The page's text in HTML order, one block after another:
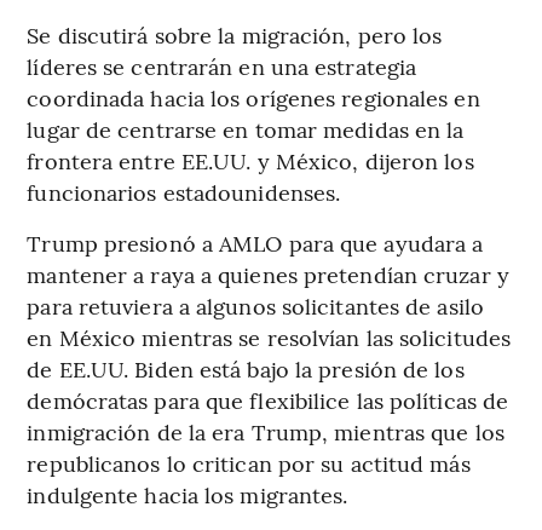
Se discutirá sobre la migración, pero los
líderes se centrarán en una estrategia
coordinada hacia los orígenes regionales en
lugar de centrarse en tomar medidas en la
frontera entre EE.UU. y México, dijeron los
funcionarios estadounidenses.
Trump presionó a AMLO para que ayudara a
mantener a raya a quienes pretendían cruzar y
para retuviera a algunos solicitantes de asilo
en México mientras se resolvían las solicitudes
de EE.UU. Biden está bajo la presión de los
demócratas para que flexibilice las políticas de
inmigración de la era Trump, mientras que los
republicanos lo critican por su actitud más
indulgente hacia los migrantes.